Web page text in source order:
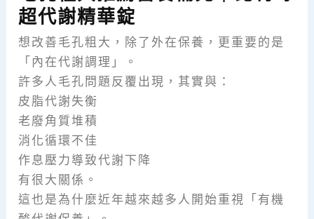
超代謝精華錠
想改善毛孔粗大，除了外在保養，更重要的是
「內在代謝調理」。
許多人毛孔問題反覆出現，其實與：
皮脂代謝失衡
老廢角質堆積
消化循環不佳
作息壓力導致代謝下降
有很大關係。
這也是為什麼近年越來越多人開始重視「有機